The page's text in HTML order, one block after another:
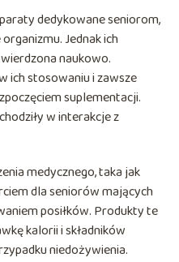
dedykowane seniorom,
Jednak ich
naukowo.
ich stosowaniu i zawsze
suplementacji.
w interakcje z
medycznego, taka jak
dla seniorów mających
posiłków. Produkty te
kalorii i składników
niedożywienia.